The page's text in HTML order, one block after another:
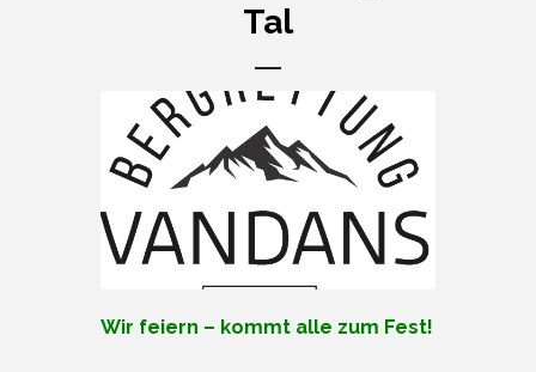
Tal
Wir feiern – kommt alle zum Fest!